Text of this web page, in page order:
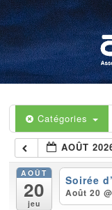
Catégories
AOÛT
AOÛT
20
jeu
Soirée
Août 20